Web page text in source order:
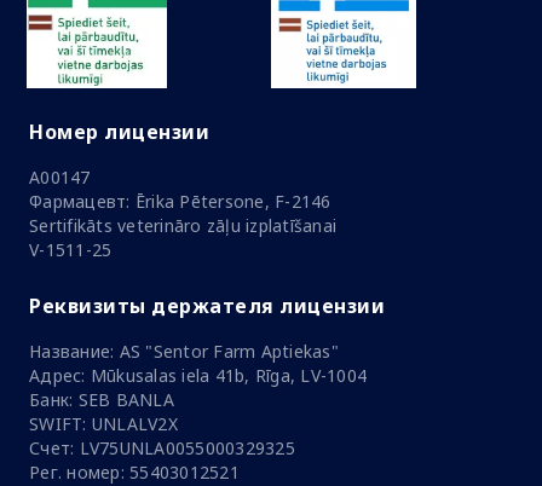
Номер лицензии
A00147
Фармацевт: Ērika Pētersone, F-2146
Sertifikāts veterināro zāļu izplatīšanai
V-1511-25
Реквизиты держателя лицензии
Название: AS "Sentor Farm Aptiekas"
Адрес: Mūkusalas iela 41b, Rīga, LV-1004
Банк: SEB BANLA
SWIFT: UNLALV2X
Счет: LV75UNLA0055000329325
Рег. номер: 55403012521